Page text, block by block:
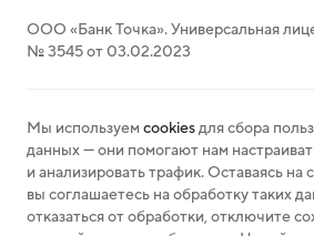
ООО «Банк Точка». Универсальная
№ 3545 от 03.02.2023
Мы используем cookiesдля сбора
данных — они помогают нам
и анализировать трафик. Оставаясь на
вы соглашаетесь на обработку таких
отказаться от обработки, отключите